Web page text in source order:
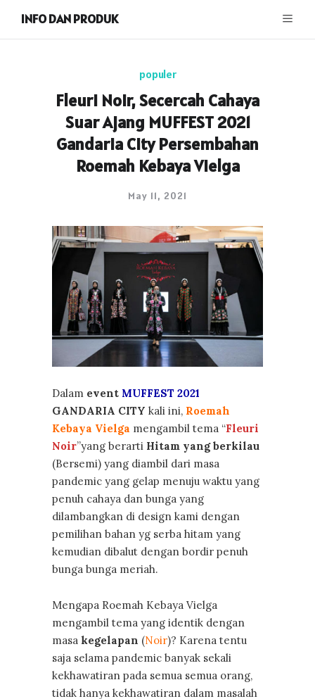
INFO DAN PRODUK
populer
Fleuri Noir, Secercah Cahaya
Suar Ajang MUFFEST 2021
Gandaria City Persembahan
Roemah Kebaya Vielga
May 11, 2021
Dalam event MUFFEST 2021
GANDARIA CITY kali ini, Roemah
Kebaya Vielga mengambil tema “Fleuri
Noir”yang berarti Hitam yang berkilau
(Bersemi) yang diambil dari masa
pandemic yang gelap menuju waktu yang
penuh cahaya dan bunga yang
dilambangkan di design kami dengan
pemilihan bahan yg serba hitam yang
kemudian dibalut dengan bordir penuh
bunga bunga meriah.
Mengapa Roemah Kebaya Vielga
mengambil tema yang identik dengan
masa kegelapan (Noir)? Karena tentu
saja selama pandemic banyak sekali
kekhawatiran pada semua semua orang,
tidak hanya kekhawatiran dalam masalah